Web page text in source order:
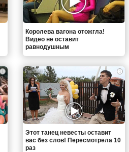
Королева вагона отожгла!
Видео не оставит
равнодушным
i i
Этот танец невесты оставит
вас без слов! Пересмотрела 10
раз